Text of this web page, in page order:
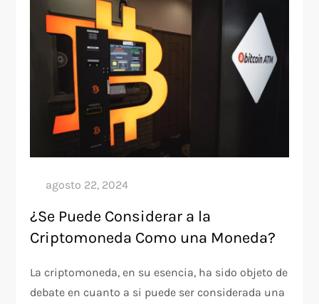
¿Se Puede Considerar a la
Criptomoneda Como una Moneda?
La criptomoneda, en su esencia, ha sido objeto de
debate en cuanto a si puede ser considerada una